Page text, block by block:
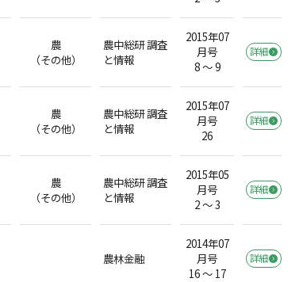
農
（その他）
農中総研 調査
と情報
2015年07
月号
8 ～ 9
詳細
農
（その他）
農中総研 調査
と情報
2015年07
月号
26
詳細
農
（その他）
農中総研 調査
と情報
2015年05
月号
2 ～ 3
詳細
農林金融
2014年07
月号
16 ～ 17
詳細